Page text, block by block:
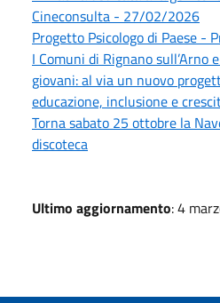
Cineconsulta - 27/02/2026
Progetto Psicologo di Paese -
I Comuni di Rignano sull’Arno
giovani: al via un nuovo
educazione, inclusione e
Torna sabato 25 ottobre la
discoteca
Ultimo aggiornamento: 4